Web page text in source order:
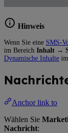
Hinweis
Wenn Sie eine SMS-
im Bereich Inhalt →
Dynamische Inhalte
Anchor link to
Wählen Sie
Nachricht: